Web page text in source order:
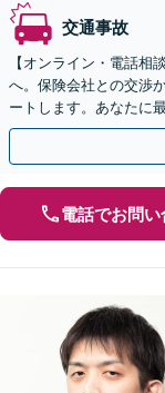
交通事故
【オンライン・電話相
へ。保険会社との交渉
ートします。あなたに
す。まずはご相談くだ
電話でお問い